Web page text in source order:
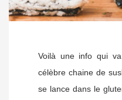
Voilà une info qui
célèbre chaine de
se lance dans le